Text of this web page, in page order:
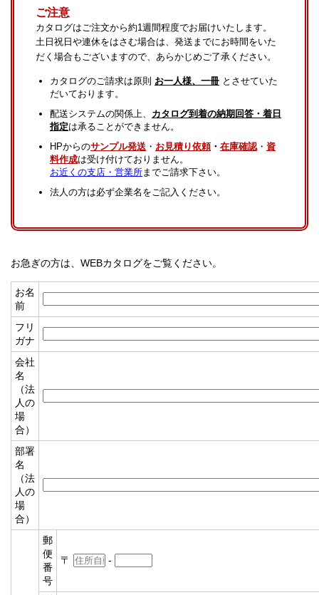
ご注意
カタログはご注文から約1週間程度でお届けいたします。
土日祝日や連休をはさむ場合は、発送までにお時間をいた
だく場合もございますので、あらかじめご了承ください。
カタログのご請求は原則 お一人様、一冊 とさせていた
だいております。
配送システムの関係上、 カタログ到着の納期回答・着日
指定は承ることができません。
HPからのサンプル発送 ・ お見積り依頼・ 在庫確認 ・ 資
料作成は受け付けておりません。
お近くの支店・営業所 までご請求下さい。
法人の方は必ず企業名をご記入ください。
お急ぎの方は、WEBカタログをご覧ください。
お名
前
フリ
ガナ
会社
名
（法
人の
場
合）
部署
名
（法
人の
場
合）
郵
便
番
号
〒 -